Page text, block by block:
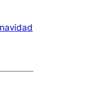
navidad